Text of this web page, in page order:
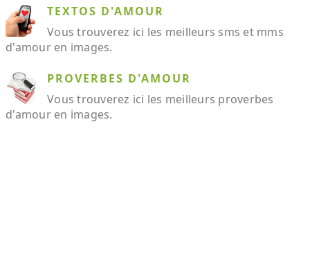
TEXTOS D'AMOUR
Vous trouverez ici les meilleurs sms et mms
d'amour en images.
PROVERBES D'AMOUR
Vous trouverez ici les meilleurs proverbes
d'amour en images.